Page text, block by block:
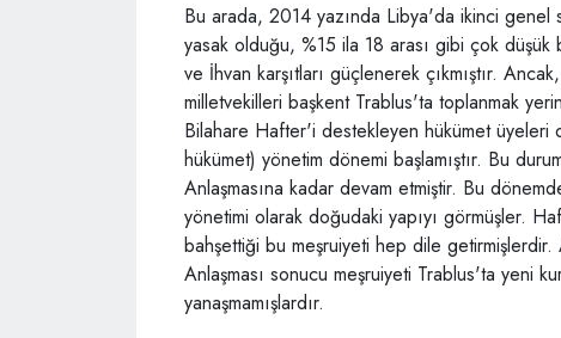
Bu arada, 2014 yazında Libya'da ikinci genel
yasak olduğu, %15 ila 18 arası gibi çok düşük
ve İhvan karşıtları güçlenerek çıkmıştır.
milletvekilleri başkent Trablus'ta toplanmak
Bilahare Hafter'i destekleyen hükümet
hükümet) yönetim dönemi başlamıştır. Bu
Anlaşmasına kadar devam etmiştir. Bu
yönetimi olarak doğudaki yapıyı görmüşler.
bahşettiği bu meşruiyeti hep dile getirmişlerdir.
Anlaşması sonucu meşruiyeti Trablus'ta yeni
yanaşmamışlardır.